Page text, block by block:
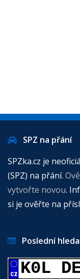
SPZ na přání
SPZka.cz je
(SPZ) na přání.
vytvořte novou.
si je ověřte na
Poslední
K0L